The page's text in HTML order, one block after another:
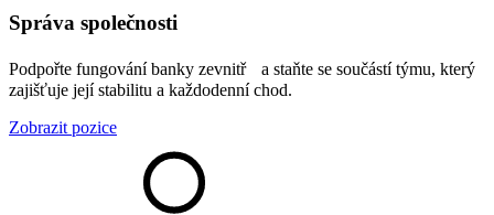
Správa společnosti
Podpořte fungování banky zevnitř a staňte se součástí týmu, který
zajišťuje její stabilitu a každodenní chod.
Zobrazit pozice